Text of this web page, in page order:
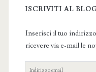
Sidebar
ISCRIVITI AL
Inserisci il tuo indirizzo
ricevere via e-mail le
Indirizzo